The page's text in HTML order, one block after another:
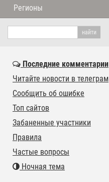
Регионы
Последние комментарии
Читайте новости в телеграм
Сообщить об ошибке
Топ сайтов
Забаненные участники
Правила
Частые вопросы
Ночная тема